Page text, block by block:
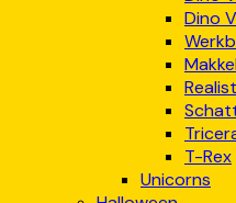
Dino
T-Rex
Unicorns